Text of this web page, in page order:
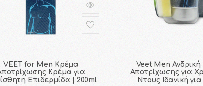
VEET for Men Κρέμα
Κρέμα για
Επιδερμίδα | 200ml
Veet Men
Αποτρίχωσης για
Ντους Ιδανική